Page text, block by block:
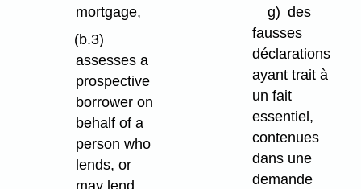
mortgage,
(b.3)
assesses a
prospective
borrower on
behalf of a
person who
lends, or
g) des
fausses
déclarations
ayant trait à
un fait
essentiel,
contenues
dans une
demande